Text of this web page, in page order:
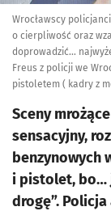
Wrocławscy
o cierpliwość oraz
doprowadzić…
Freus z policji we
pistoletem ( kadry z
Sceny
sensacyjny,
benzynowych
i pistolet, bo…
drogę”.